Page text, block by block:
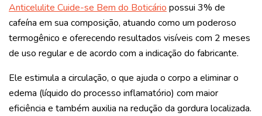
Anticelulite Cuide-se Bem do Boticário possui 3% de
cafeína em sua composição, atuando como um poderoso
termogênico e oferecendo resultados visíveis com 2 meses
de uso regular e de acordo com a indicação do fabricante.
Ele estimula a circulação, o que ajuda o corpo a eliminar o
edema (líquido do processo inflamatório) com maior
eficiência e também auxilia na redução da gordura localizada.